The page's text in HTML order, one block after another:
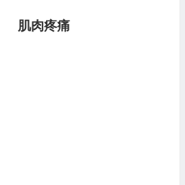
肌肉疼痛